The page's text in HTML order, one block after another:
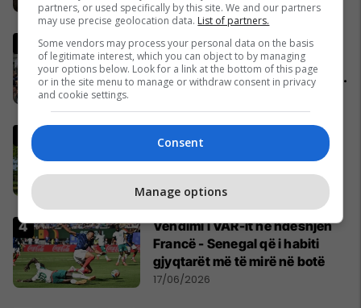
16/06/2026
Studentët serbë vizituan
Kosovën: Na kanë gënjyer,
bashkëkombësit tanë s’janë të
këshillojnë të mos i mbillni
22/06/2026
Vendimi i VAR-it në ndeshjen
Francë - Senegal që i habiti
gjyqtarët më të mirë në botë
17/06/2026
partners, or used specifically by this site. We and our partners
may use precise geolocation data. List of partners.
Some vendors may process your personal data on the basis
of legitimate interest, which you can object to by managing
your options below. Look for a link at the bottom of this page
or in the site menu to manage or withdraw consent in privacy
and cookie settings.
Consent
Manage options